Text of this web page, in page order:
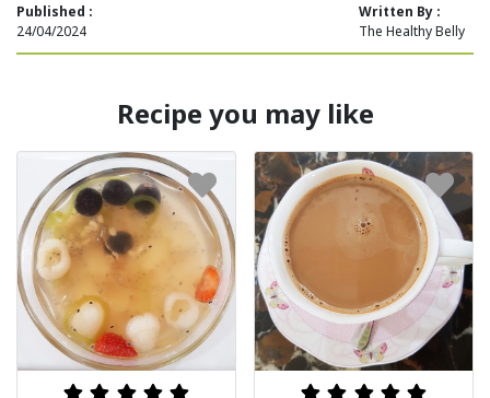
Published :
24/04/2024
Written By :
The Healthy Belly
Recipe you may like